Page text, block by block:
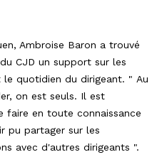
Ambroise Baron a trouvé
CJD un support sur les
quotidien du dirigeant. " Au
on est seuls. Il est
faire en toute connaissance
pu partager sur les
avec d'autres dirigeants ".